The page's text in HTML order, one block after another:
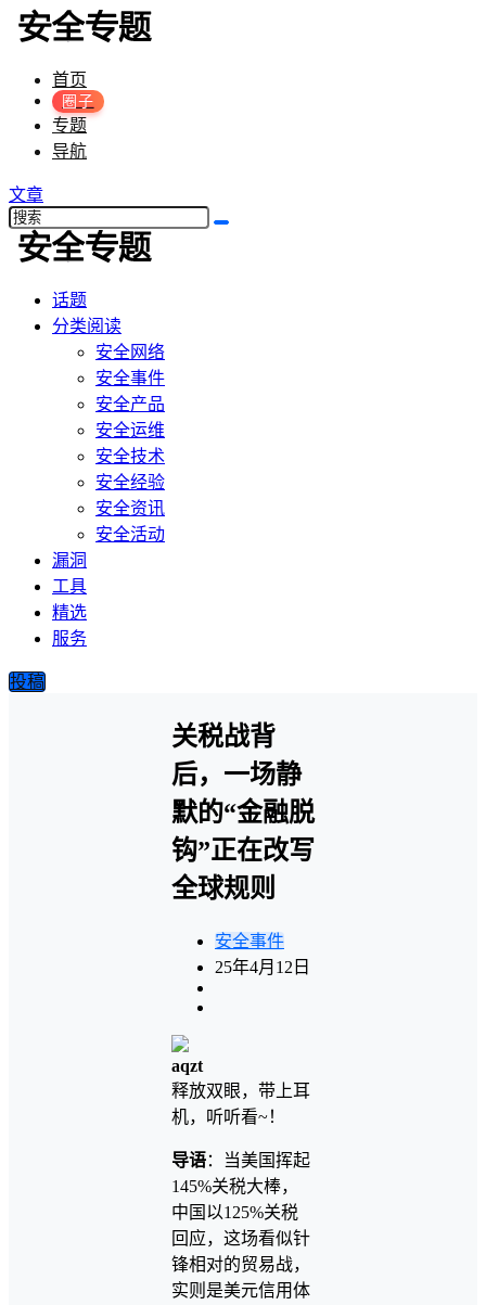
首页
圈子
专题
导航
文章
话题
分类阅读
安全网络
安全事件
安全产品
安全运维
安全技术
安全经验
安全资讯
安全活动
漏洞
工具
精选
服务
投稿
关税战背
后，一场静
默的“金融脱
钩”正在改写
全球规则
安全事件
25年4月12日
aqzt
释放双眼，带上耳
机，听听看~！
导语：当美国挥起
145%关税大棒，
中国以125%关税
回应，这场看似针
锋相对的贸易战，
实则是美元信用体